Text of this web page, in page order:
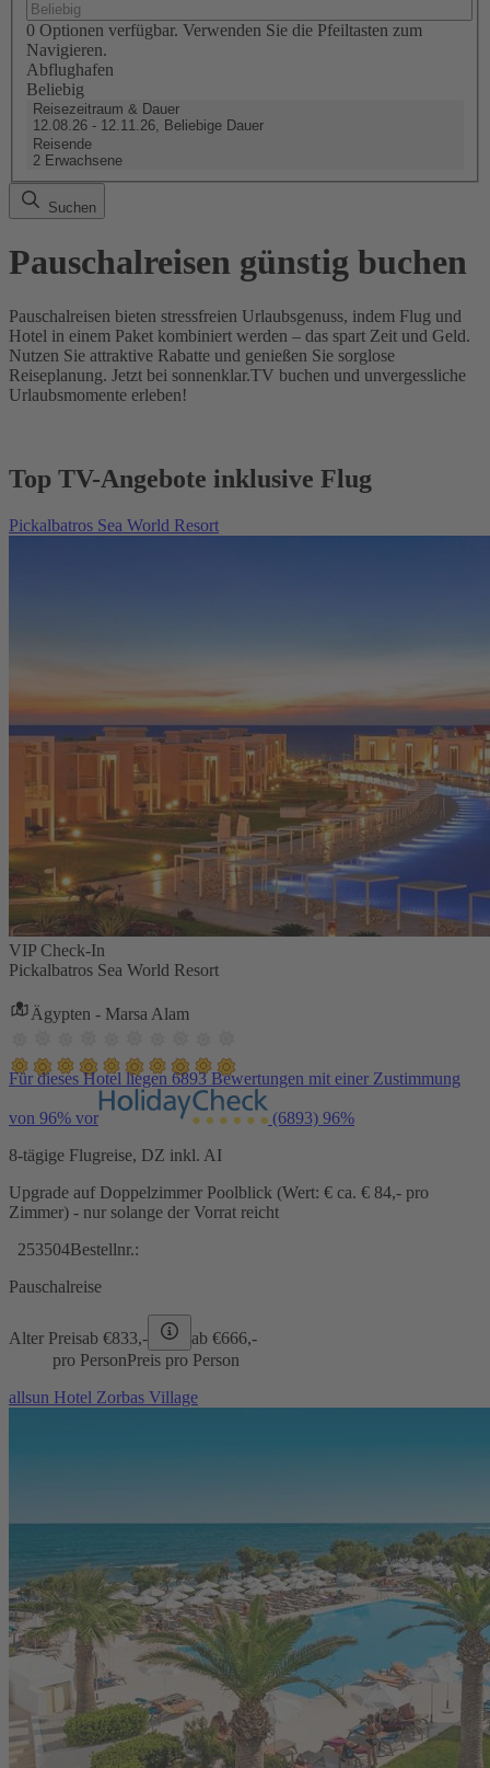
0 Optionen verfügbar. Verwenden Sie die Pfeiltasten zum
Navigieren.
Abflughafen
Beliebig
Reisezeitraum & Dauer
12.08.26 - 12.11.26, Beliebige Dauer
Reisende
2 Erwachsene
Suchen
Pauschalreisen günstig buchen
Pauschalreisen bieten stressfreien Urlaubsgenuss, indem Flug und
Hotel in einem Paket kombiniert werden – das spart Zeit und Geld.
Nutzen Sie attraktive Rabatte und genießen Sie sorglose
Reiseplanung. Jetzt bei sonnenklar.TV buchen und unvergessliche
Urlaubsmomente erleben!
Top TV-Angebote inklusive Flug
Pickalbatros Sea World Resort
VIP Check-In
Pickalbatros Sea World Resort
Ägypten - Marsa Alam
Für dieses Hotel liegen 6893 Bewertungen mit einer Zustimmung
von 96% vor (6893) 96%
8-tägige Flugreise, DZ inkl. AI
Upgrade auf Doppelzimmer Poolblick (Wert: € ca. € 84,- pro
Zimmer) - nur solange der Vorrat reicht
253504Bestellnr.:
Pauschalreise
Alter Preisab €833,- ab €666,-
pro PersonPreis pro Person
allsun Hotel Zorbas Village